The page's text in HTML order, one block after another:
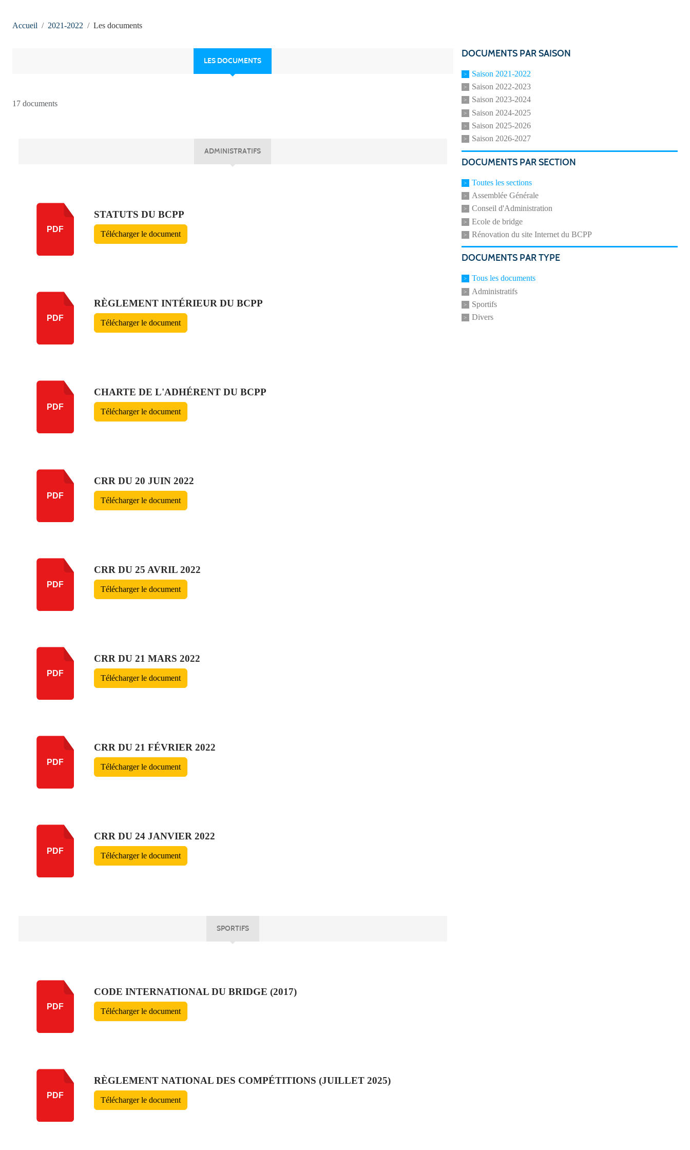
Accueil 2021-2022 Les documents
LES DOCUMENTS
17 documents
ADMINISTRATIFS
PDF
STATUTS DU BCPP
Télécharger le document
PDF
RÈGLEMENT INTÉRIEUR DU BCPP
Télécharger le document
PDF
CHARTE DE L'ADHÉRENT DU BCPP
Télécharger le document
PDF
CRR DU 20 JUIN 2022
Télécharger le document
PDF
CRR DU 25 AVRIL 2022
Télécharger le document
PDF
CRR DU 21 MARS 2022
Télécharger le document
PDF
CRR DU 21 FÉVRIER 2022
Télécharger le document
PDF
CRR DU 24 JANVIER 2022
Télécharger le document
SPORTIFS
PDF
CODE INTERNATIONAL DU BRIDGE (2017)
Télécharger le document
PDF
RÈGLEMENT NATIONAL DES COMPÉTITIONS (JUILLET 2025)
Télécharger le document
DOCUMENTS PAR SAISON
Saison 2021-2022
Saison 2022-2023
Saison 2023-2024
Saison 2024-2025
Saison 2025-2026
Saison 2026-2027
DOCUMENTS PAR SECTION
Toutes les sections
Assemblée Générale
Conseil d'Administration
Ecole de bridge
Rénovation du site Internet du BCPP
DOCUMENTS PAR TYPE
Tous les documents
Administratifs
Sportifs
Divers